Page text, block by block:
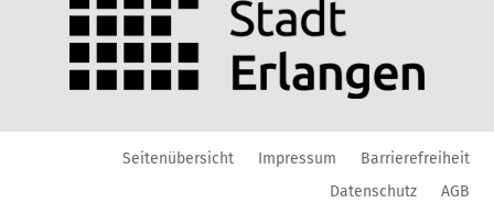
Seitenübersicht Impressum
Barrierefreiheit
Datenschutz
AGB